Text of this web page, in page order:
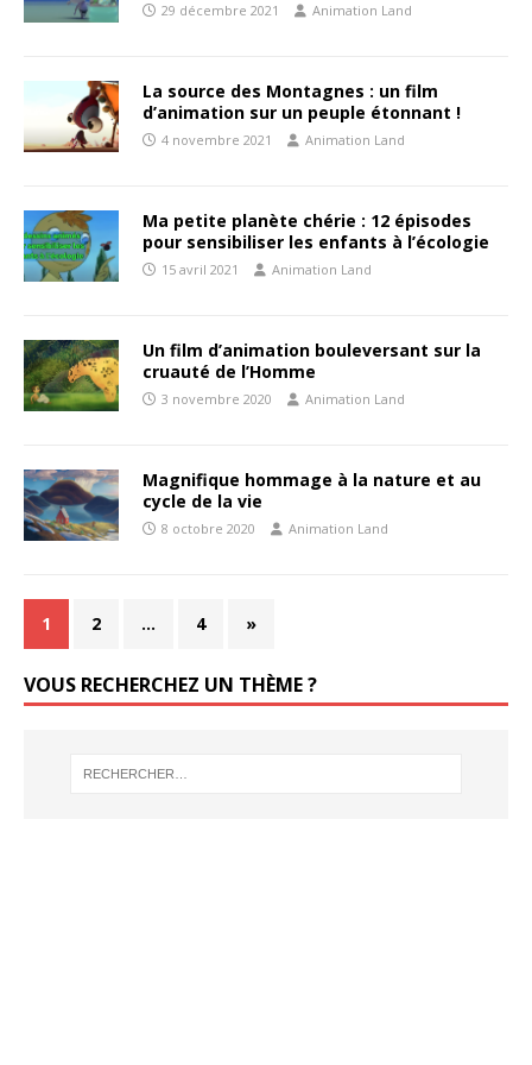
29 décembre 2021 Animation Land
La source des Montagnes : un film
d’animation sur un peuple étonnant !
4 novembre 2021 Animation Land
Ma petite planète chérie : 12 épisodes
pour sensibiliser les enfants à l’écologie
15 avril 2021 Animation Land
Un film d’animation bouleversant sur la
cruauté de l’Homme
3 novembre 2020 Animation Land
Magnifique hommage à la nature et au
cycle de la vie
8 octobre 2020 Animation Land
1 2 … 4 »
VOUS RECHERCHEZ UN THÈME ?